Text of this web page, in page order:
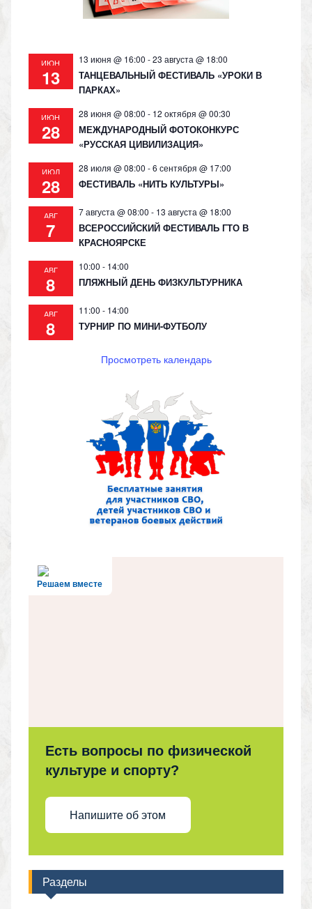
ki
ИЮН
13
13 июня @ 16:00 -23 августа @ 18:00
ТАНЦЕВАЛЬНЫЙ ФЕСТИВАЛЬ «УРОКИ В
ПАРКАХ»
ИЮН
28
28 июня @ 08:00 - 12 октября @ 00:30
МЕЖДУНАРОДНЫЙ ФОТОКОНКУРС
«РУССКАЯ ЦИВИЛИЗАЦИЯ»
ИЮЛ
28
28 июля @ 08:00 -6 сентября @ 17:00
ФЕСТИВАЛЬ «НИТЬ КУЛЬТУРЫ»
АВГ
7
7 августа @ 08:00 - 13 августа @ 18:00
ВСЕРОССИЙСКИЙ ФЕСТИВАЛЬ ГТО В
КРАСНОЯРСКЕ
АВГ
8
10:00 - 14:00
ПЛЯЖНЫЙ ДЕНЬ ФИЗКУЛЬТУРНИКА
АВГ
8
11:00 - 14:00
ТУРНИР ПО МИНИ-ФУТБОЛУ
Просмотреть календарь
Решаем вместе
Есть вопросы по физической
культуре и спорту?
Напишите об этом
Разделы